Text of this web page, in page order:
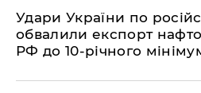
​Удари України по
обвалили експорт
РФ до 10-річного